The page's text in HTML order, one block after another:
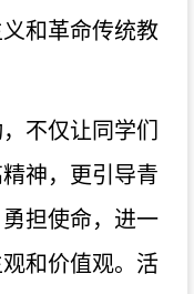
和革命传统教
不仅让同学们
神，更引导青
担使命，进一
和价值观。活